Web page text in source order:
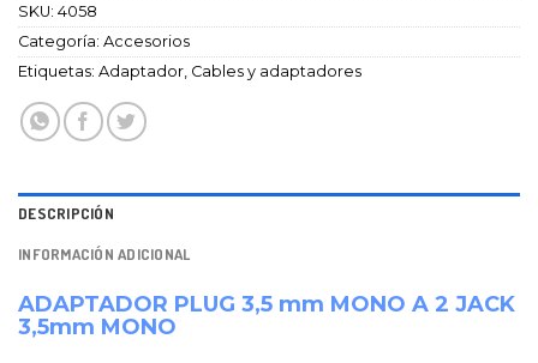
SKU: 4058
Categoría: Accesorios
Etiquetas: Adaptador Cables y adaptadores
DESCRIPCIÓN
INFORMACIÓN ADICIONAL
ADAPTADOR PLUG 3,5 mm MONO A 2 JACK
3,5mm MONO